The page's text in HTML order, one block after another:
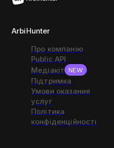
ArbiHunter
Про компанію
Public API
Медіакіт NEW
Підтримка
Умови оказания
услуг
Політика
конфіденційності